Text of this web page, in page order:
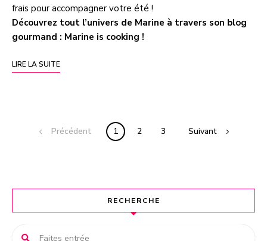
frais pour accompagner votre été !
Découvrez tout l’univers de Marine à travers son blog
gourmand : Marine is cooking !
LIRE LA SUITE
Précédent 1 2 3 Suivant
RECHERCHE